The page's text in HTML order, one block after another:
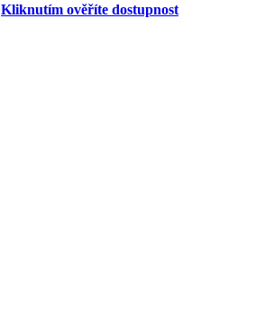
Kliknutím ověříte dostupnost